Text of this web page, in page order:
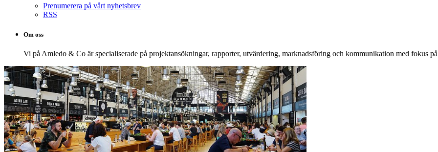
Prenumerera på vårt nyhetsbrev
RSS
Om oss
Vi på Amledo & Co är specialiserade på projekt­ansökningar, rapporter, utvärdering, marknadsföring och kommunikation med fokus på